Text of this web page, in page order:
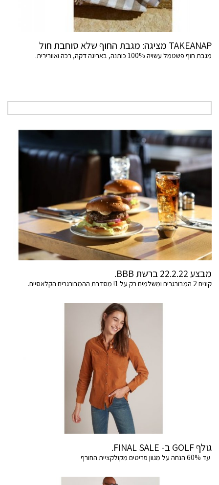
TAKEANAP מציגה: מגבת החוף שלא סוחבת חול
מגבת חוף פשטמל עשויה 100% כותנה, באריגה דקה, רכה ואוורירית.
מבצע 22.2.22 ברשת BBB.
קונים 2 המבורגרים ומשלמים רק על 1! מסדרת ההמבורגרים הקלאסיים.
גולף GOLF ב- FINAL SALE.
עד 60% הנחה על מגוון פריטים מקולקציית החורף